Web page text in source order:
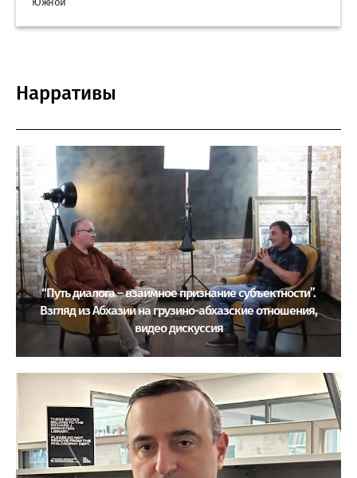
Нарративы
“Путь диалога – взаимное признание субъектности”.
Взгляд из Абхазии на грузино-абхазские отношения,
видео дискуссия